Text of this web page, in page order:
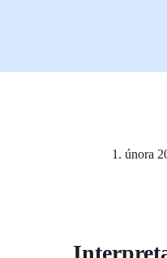
1. února